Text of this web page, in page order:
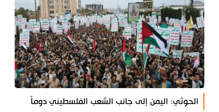
الحوثي: اليمن إلى جانب الشعب الفلسطيني دوماً